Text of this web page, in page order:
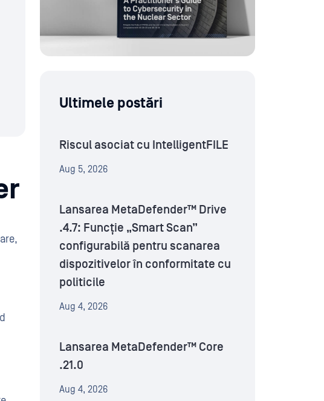
Ultimele postări
Riscul asociat cu IntelligentFILE
Aug 5, 2026
Lansarea MetaDefender™ Drive
.4.7: Funcție „Smart Scan”
configurabilă pentru scanarea
dispozitivelor în conformitate cu
politicile
Aug 4, 2026
Lansarea MetaDefender™ Core
.21.0
Aug 4, 2026